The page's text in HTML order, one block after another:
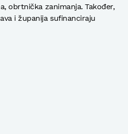
obrtnička zanimanja. Također,
i županija sufinanciraju